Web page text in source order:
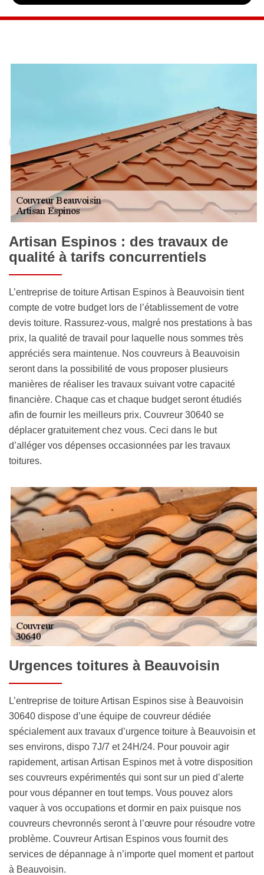
Artisan Espinos : des travaux de
qualité à tarifs concurrentiels
L’entreprise de toiture Artisan Espinos à Beauvoisin tient
compte de votre budget lors de l’établissement de votre
devis toiture. Rassurez-vous, malgré nos prestations à bas
prix, la qualité de travail pour laquelle nous sommes très
appréciés sera maintenue. Nos couvreurs à Beauvoisin
seront dans la possibilité de vous proposer plusieurs
manières de réaliser les travaux suivant votre capacité
financière. Chaque cas et chaque budget seront étudiés
afin de fournir les meilleurs prix. Couvreur 30640 se
déplacer gratuitement chez vous. Ceci dans le but
d’alléger vos dépenses occasionnées par les travaux
toitures.
Urgences toitures à Beauvoisin
L’entreprise de toiture Artisan Espinos sise à Beauvoisin
30640 dispose d’une équipe de couvreur dédiée
spécialement aux travaux d’urgence toiture à Beauvoisin et
ses environs, dispo 7J/7 et 24H/24. Pour pouvoir agir
rapidement, artisan Artisan Espinos met à votre disposition
ses couvreurs expérimentés qui sont sur un pied d’alerte
pour vous dépanner en tout temps. Vous pouvez alors
vaquer à vos occupations et dormir en paix puisque nos
couvreurs chevronnés seront à l’œuvre pour résoudre votre
problème. Couvreur Artisan Espinos vous fournit des
services de dépannage à n’importe quel moment et partout
à Beauvoisin.